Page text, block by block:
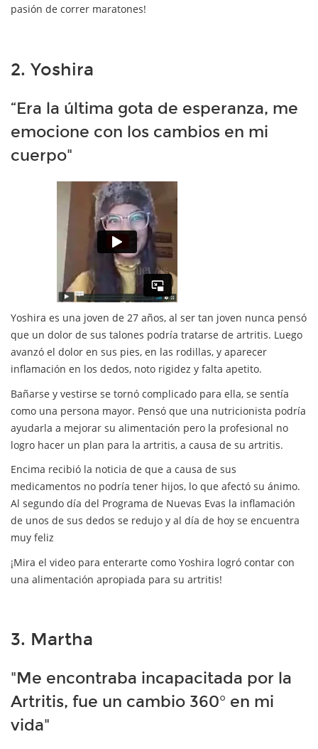
pasión de correr maratones!
2. Yoshira
“Era la última gota de esperanza, me
emocione con los cambios en mi
cuerpo"
Yoshira es una joven de 27 años, al ser tan joven nunca pensó
que un dolor de sus talones podría tratarse de artritis. Luego
avanzó el dolor en sus pies, en las rodillas, y aparecer
inflamación en los dedos, noto rigidez y falta apetito.
Bañarse y vestirse se tornó complicado para ella, se sentía
como una persona mayor. Pensó que una nutricionista podría
ayudarla a mejorar su alimentación pero la profesional no
logro hacer un plan para la artritis, a causa de su artritis.
Encima recibió la noticia de que a causa de sus
medicamentos no podría tener hijos, lo que afectó su ánimo.
Al segundo día del Programa de Nuevas Evas la inflamación
de unos de sus dedos se redujo y al día de hoy se encuentra
muy feliz
¡Mira el video para enterarte como Yoshira logró contar con
una alimentación apropiada para su artritis!
3. Martha
"Me encontraba incapacitada por la
Artritis, fue un cambio 360° en mi
vida"